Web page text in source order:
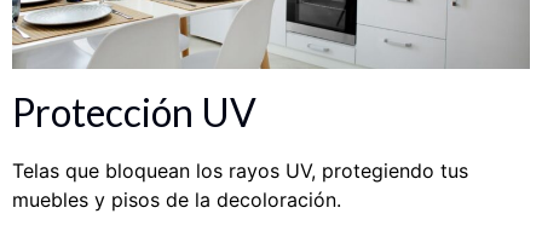
Protección UV
Telas que bloquean los rayos UV, protegiendo tus
muebles y pisos de la decoloración.